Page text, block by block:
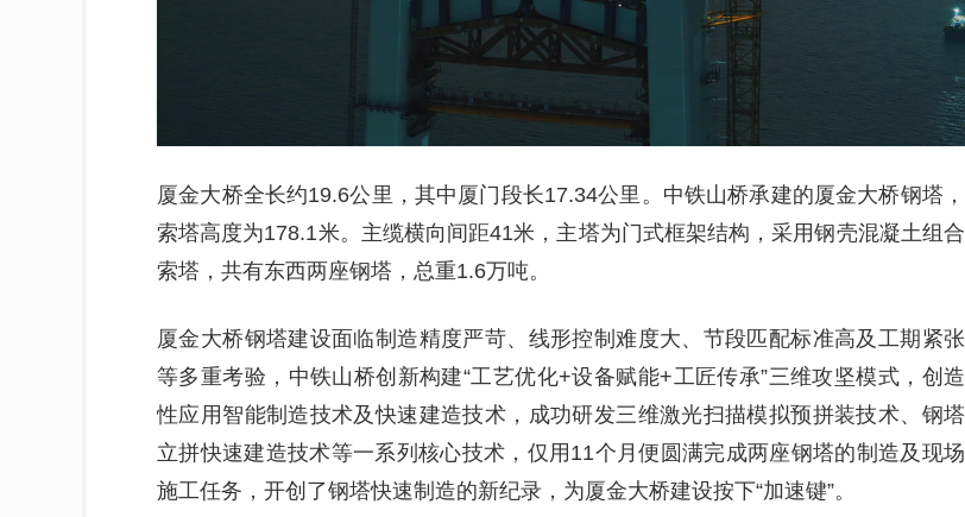
厦金大桥全长约19.6公里，其中厦门段长17.34公里。中铁山桥承建的厦金大桥钢塔，
索塔高度为178.1米。主缆横向间距41米，主塔为门式框架结构，采用钢壳混凝土组合
索塔，共有东西两座钢塔，总重1.6万吨。
厦金大桥钢塔建设面临制造精度严苛、线形控制难度大、节段匹配标准高及工期紧张
等多重考验，中铁山桥创新构建“工艺优化+设备赋能+工匠传承”三维攻坚模式，创造
性应用智能制造技术及快速建造技术，成功研发三维激光扫描模拟预拼装技术、钢塔
立拼快速建造技术等一系列核心技术，仅用11个月便圆满完成两座钢塔的制造及现场
施工任务，开创了钢塔快速制造的新纪录，为厦金大桥建设按下“加速键”。